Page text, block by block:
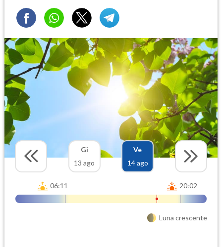
Gi
13 ago
Ve
14 ago
06:11 20:02
Luna crescente